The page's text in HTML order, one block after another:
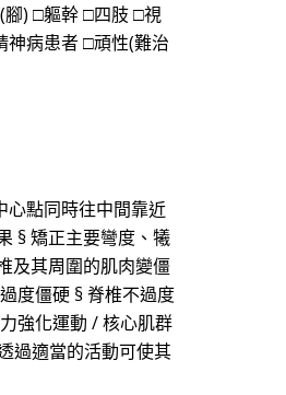
) □軀幹 □四肢 □視
病患者 □頑性(難治
心點同時往中間靠近
§ 矯正主要彎度、犧
及其周圍的肌肉變僵
度僵硬 § 脊椎不過度
強化運動 / 核心肌群
過適當的活動可使其